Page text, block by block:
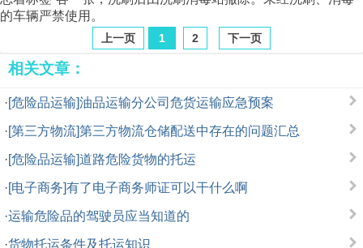
的车辆严禁使用。
上一页 1 2 下一页
相关文章：
·[危险品运输]油品运输分公司危货运输应急预案
·[第三方物流]第三方物流仓储配送中存在的问题汇总
·[危险品运输]道路危险货物的托运
·[电子商务]有了电子商务师证可以干什么啊
·运输危险品的驾驶员应当知道的
·货物托运条件及托运知识